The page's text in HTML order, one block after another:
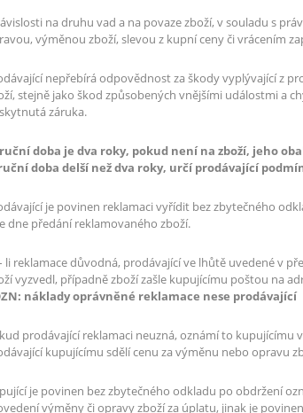
na druhu vad a na povaze zboží, v souladu s
výměnou zboží, slevou z kupní ceny či vrácením
nepřebírá odpovědnost za škody vyplývající z
stejně jako škod způsobených vnějšími událostmi a
záruka.
doba je dva roky, pokud není na zboží, jeho
doba delší než dva roky, určí prodávající
je povinen reklamaci vyřídit bez zbytečného
dne předání reklamovaného zboží.
li reklamace důvodná, prodávající ve lhůtě uvedené v
vyzvedl, případně zboží zašle kupujícímu poštou na
náklady oprávněné reklamace nese prodávající
prodávající reklamaci neuzná, oznámí to kupujícímu
kupujícímu sdělí cenu za výměnu nebo opravu
je povinen bez zbytečného odkladu po obdržení
výměny či opravy zboží za úplatu, jinak je